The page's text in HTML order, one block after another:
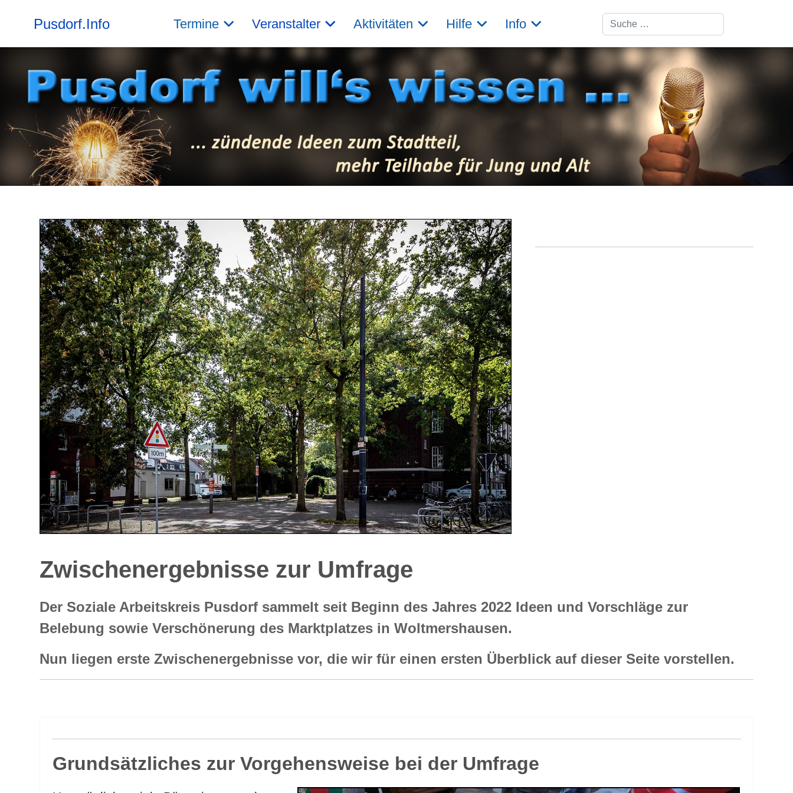
Pusdorf.Info Termine Veranstalter Aktivitäten Hilfe Info Suchen
Zwischenergebnisse zur Umfrage
Der Soziale Arbeitskreis Pusdorf sammelt seit Beginn des Jahres 2022 Ideen und Vorschläge zur
Belebung sowie Verschönerung des Marktplatzes in Woltmershausen.
Nun liegen erste Zwischenergebnisse vor, die wir für einen ersten Überblick auf dieser Seite vorstellen.
Grundsätzliches zur Vorgehensweise bei der Umfrage